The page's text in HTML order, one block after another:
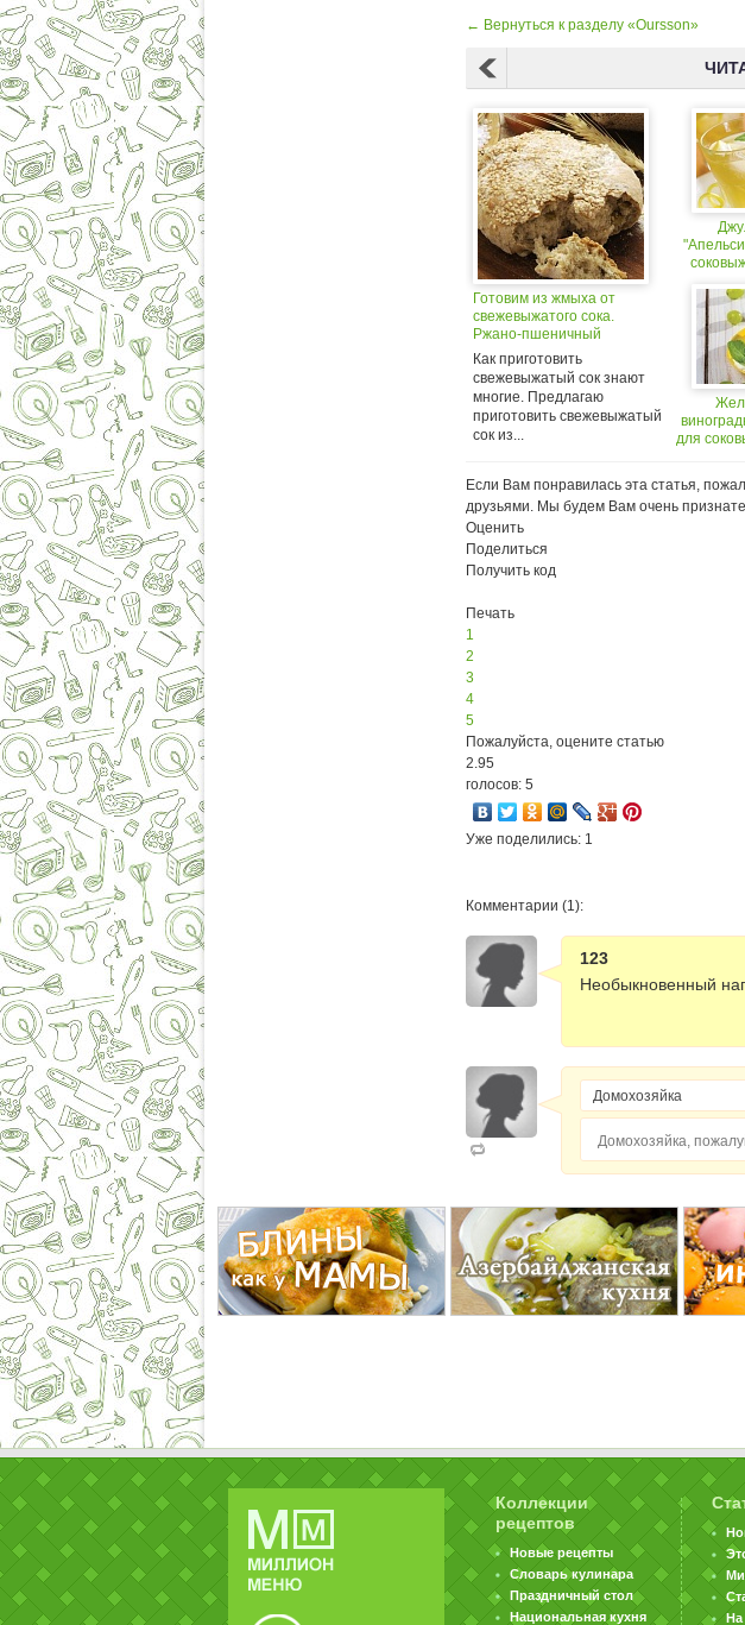
← Вернуться к разделу «Oursson»
Готовим из жмыха от
свежевыжатого сока.
Ржано-пшеничный
яблочный хлеб. Рецепт для
соковыжималки Oursson
JM8002 и хлебопечки
BM1000JY
Как приготовить
свежевыжатый сок знают
многие. Предлагаю
приготовить свежевыжатый
сок из...
для
Если Вам понравилась эта статья,
друзьями. Мы будем Вам очень
Оценить
Поделиться
Получить код
Печать
1
2
3
4
5
Пожалуйста, оцените статью
2.95
голосов: 5
Уже поделились: 1
Комментарии (1):
123
Необыкновенный
Домохозяйка,
Коллекции
рецептов
Новые рецепты
Словарь кулинара
Праздничный стол
Национальная кухня
На